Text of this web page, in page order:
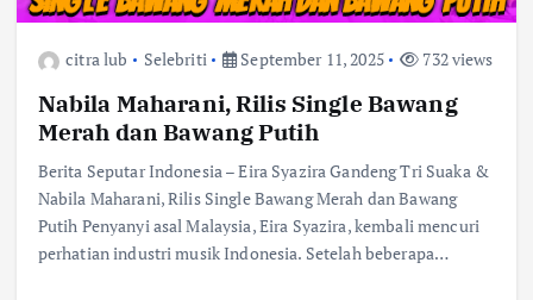
citra lub Selebriti September 11, 2025 732 views
Nabila Maharani, Rilis Single Bawang
Merah dan Bawang Putih
Berita Seputar Indonesia – Eira Syazira Gandeng Tri Suaka &
Nabila Maharani, Rilis Single Bawang Merah dan Bawang
Putih Penyanyi asal Malaysia, Eira Syazira, kembali mencuri
perhatian industri musik Indonesia. Setelah beberapa…